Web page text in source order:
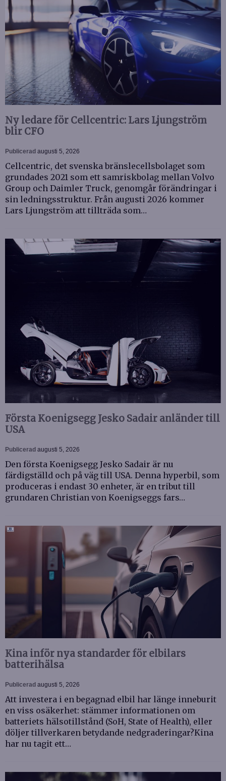
Ny ledare för Cellcentric: Lars Ljungström
blir CFO
Publicerad augusti 5, 2026
Cellcentric, det svenska bränslecellsbolaget som
grundades 2021 som ett samriskbolag mellan Volvo
Group och Daimler Truck, genomgår förändringar i
sin ledningsstruktur. Från augusti 2026 kommer
Lars Ljungström att tillträda som…
Första Koenigsegg Jesko Sadair anländer till
USA
Publicerad augusti 5, 2026
Den första Koenigsegg Jesko Sadair är nu
färdigställd och på väg till USA. Denna hyperbil, som
produceras i endast 30 enheter, är en tribut till
grundaren Christian von Koenigseggs fars…
Kina inför nya standarder för elbilars
batterihälsa
Publicerad augusti 5, 2026
Att investera i en begagnad elbil har länge inneburit
en viss osäkerhet: stämmer informationen om
batteriets hälsotillstånd (SoH, State of Health), eller
döljer tillverkaren betydande nedgraderingar?Kina
har nu tagit ett…